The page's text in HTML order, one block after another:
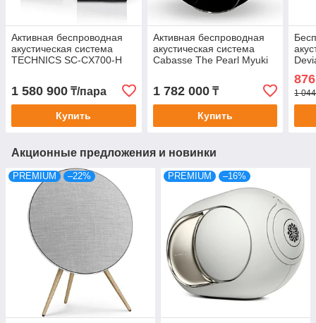
Активная беспроводная
акустическая система
TECHNICS SC-CX700-H
1 580 900 ₸/пара
Купить
Активная беспроводная
акустическая система
Cabasse The Pearl Myuki
1 782 000₸
Купить
1
Акционные предложения и новинки
PREMIUM –22% PREMIUM –16%